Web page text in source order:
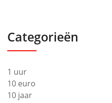
Categorieën
1 uur
10 euro
10 jaar